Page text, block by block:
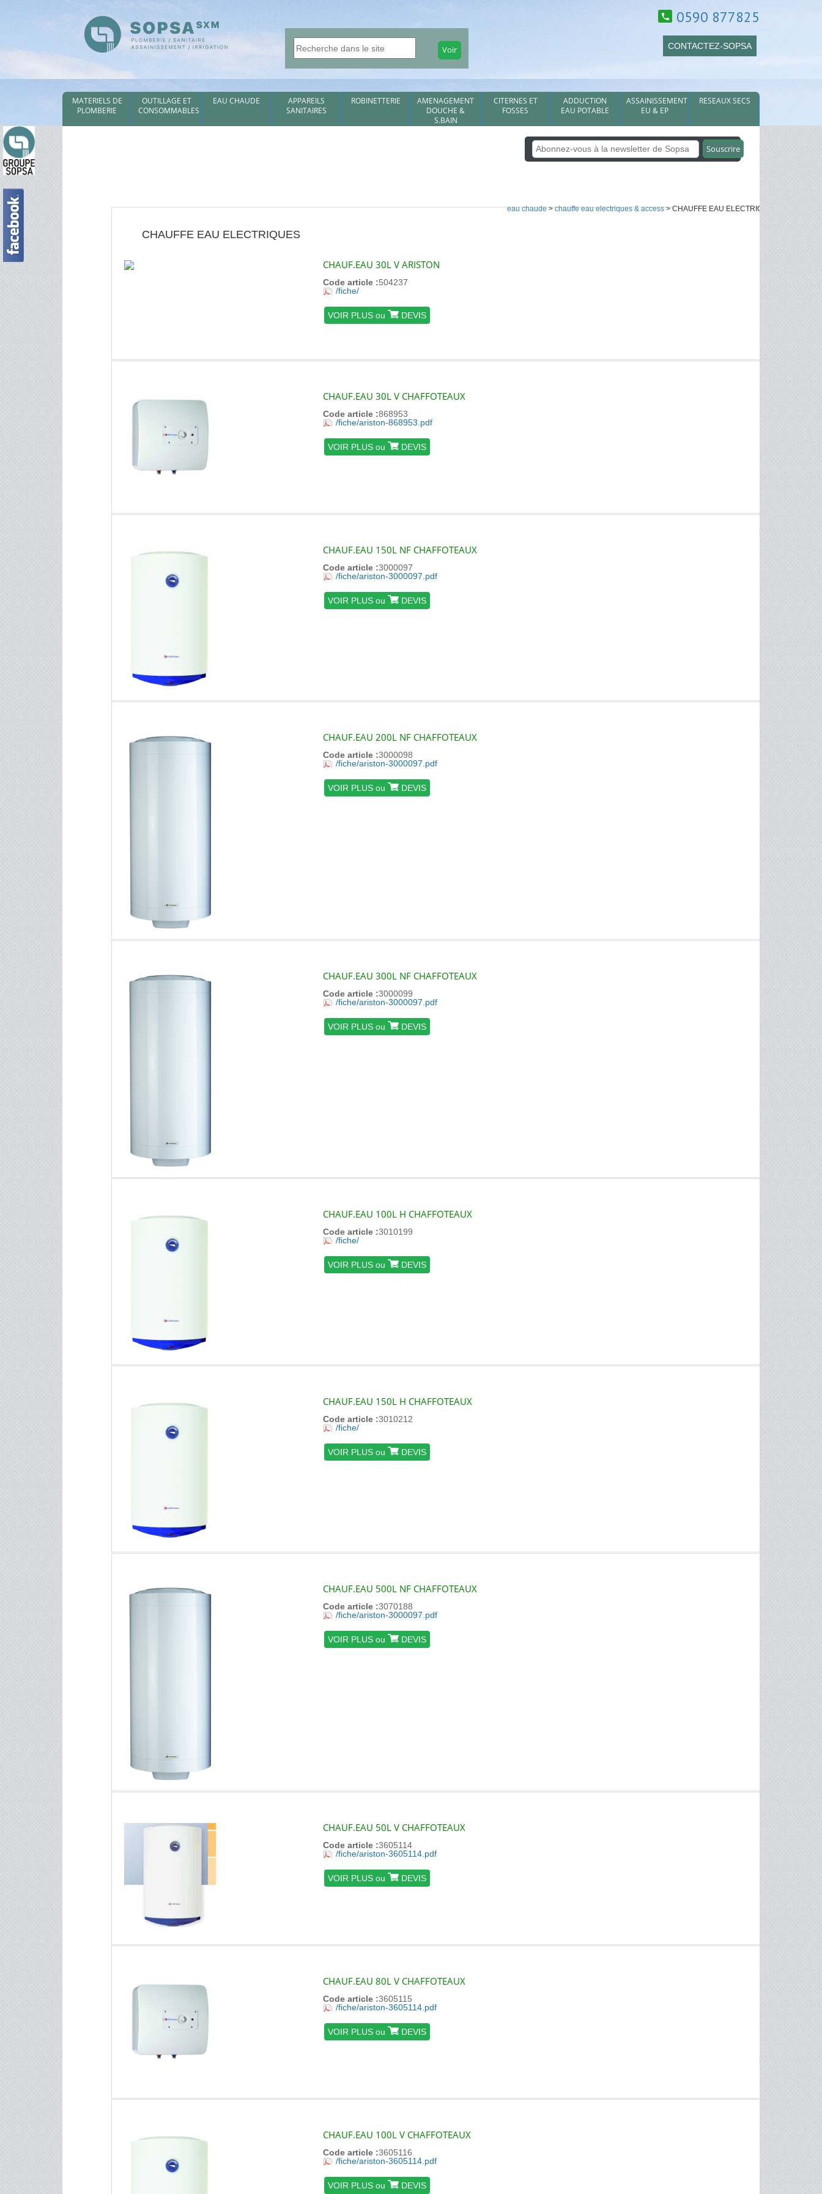
0590 877825
CONTACTEZ-SOPSA
MATERIELS DE
PLOMBERIE
OUTILLAGE ET
CONSOMMABLES
EAU CHAUDE
APPAREILS
SANITAIRES
ROBINETTERIE
AMENAGEMENT
DOUCHE &
S.BAIN
CITERNES ET
FOSSES
ADDUCTION
EAU POTABLE
ASSAINISSEMENT
EU & EP
RESEAUX SECS
eau chaude>chauffe eau electriques & access> CHAUFFE EAU ELECTRIQUES
CHAUFFE EAU ELECTRIQUES
CHAUF.EAU 30L V ARISTON
Code article :504237
/fiche/
VOIR PLUS ou DEVIS
CHAUF.EAU 30L V CHAFFOTEAUX
Code article :868953
/fiche/ariston-868953.pdf
VOIR PLUS ou DEVIS
CHAUF.EAU 150L NF CHAFFOTEAUX
Code article :3000097
/fiche/ariston-3000097.pdf
VOIR PLUS ou DEVIS
CHAUF.EAU 200L NF CHAFFOTEAUX
Code article :3000098
/fiche/ariston-3000097.pdf
VOIR PLUS ou DEVIS
CHAUF.EAU 300L NF CHAFFOTEAUX
Code article :3000099
/fiche/ariston-3000097.pdf
VOIR PLUS ou DEVIS
CHAUF.EAU 100L H CHAFFOTEAUX
Code article :3010199
/fiche/
VOIR PLUS ou DEVIS
CHAUF.EAU 150L H CHAFFOTEAUX
Code article :3010212
/fiche/
VOIR PLUS ou DEVIS
CHAUF.EAU 500L NF CHAFFOTEAUX
Code article :3070188
/fiche/ariston-3000097.pdf
VOIR PLUS ou DEVIS
CHAUF.EAU 50L V CHAFFOTEAUX
Code article :3605114
/fiche/ariston-3605114.pdf
VOIR PLUS ou DEVIS
CHAUF.EAU 80L V CHAFFOTEAUX
Code article :3605115
/fiche/ariston-3605114.pdf
VOIR PLUS ou DEVIS
CHAUF.EAU 100L V CHAFFOTEAUX
Code article :3605116
/fiche/ariston-3605114.pdf
VOIR PLUS ou DEVIS